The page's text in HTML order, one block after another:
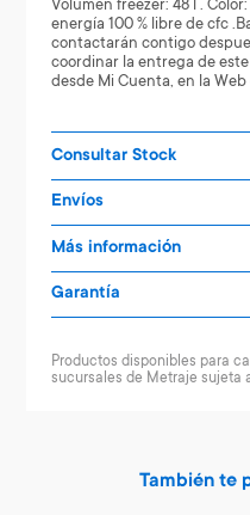
Volumen freezer: 48 l .
energía 100 % libre de cfc
contactarán contigo
coordinar la entrega de
desde Mi Cuenta, en la Web
Consultar Stock
Envíos
Más información
Garantía
Productos disponibles para
sucursales de Metraje sujeta
También te